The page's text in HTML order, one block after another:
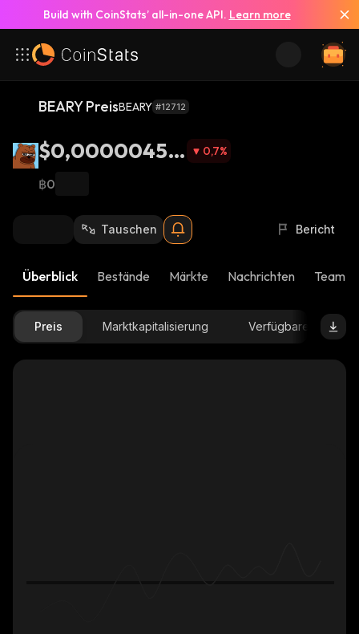
Build with CoinStats’ all-in-one API. Learn more
BEARY PreisBEARY #12712
$0,00000455
9
0,7%
฿0
Tauschen Bericht
Überblick Bestände Märkte Nachrichten Team-
Preis Marktkapitalisierung Verfügbare Menge